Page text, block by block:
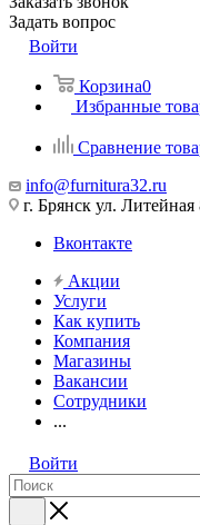
Задать вопрос
Войти
Корзина0
Избранные
Сравнение
info@furnitura32.ru
г. Брянск ул. Литейная
Вконтакте
Акции
Услуги
Как купить
Компания
Магазины
Вакансии
Сотрудники
...
Войти